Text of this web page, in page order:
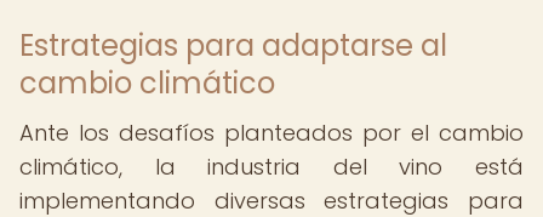
Estrategias para adaptarse al
cambio climático
Ante los desafíos planteados por el cambio
climático, la industria del vino está
implementando diversas estrategias para